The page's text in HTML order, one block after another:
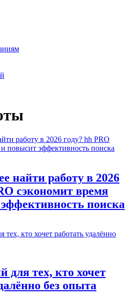
найти работу в 2026
сэкономит время
поиска
для тех, кто хочет
без опыта